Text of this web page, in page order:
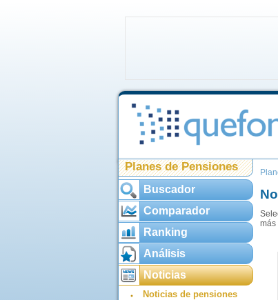
Planes de Pensiones
Buscador
Comparador
Ranking
Análisis
Noticias
Noticias de pensiones
más